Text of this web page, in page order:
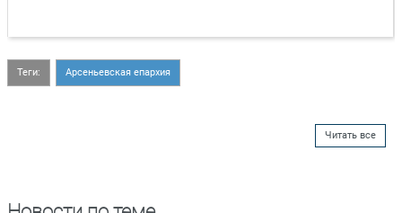
Теги: Арсеньевская епархия
Читать все